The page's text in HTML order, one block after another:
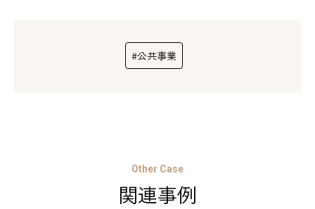
#公共事業
Other Case
関連事例